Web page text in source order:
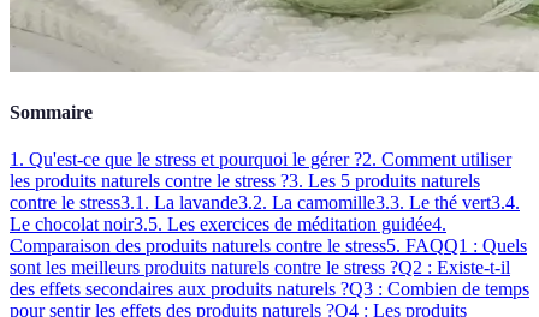
Sommaire
1. Qu'est-ce que le stress et pourquoi le gérer ?2. Comment utiliser
les produits naturels contre le stress ?3. Les 5 produits naturels
contre le stress3.1. La lavande3.2. La camomille3.3. Le thé vert3.4.
Le chocolat noir3.5. Les exercices de méditation guidée4.
Comparaison des produits naturels contre le stress5. FAQQ1 : Quels
sont les meilleurs produits naturels contre le stress ?Q2 : Existe-t-il
des effets secondaires aux produits naturels ?Q3 : Combien de temps
pour sentir les effets des produits naturels ?Q4 : Les produits